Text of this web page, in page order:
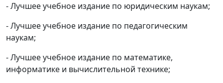
- Лучшее учебное издание по юридическим наукам;
- Лучшее учебное издание по педагогическим
наукам;
- Лучшее учебное издание по математике,
информатике и вычислительной технике;